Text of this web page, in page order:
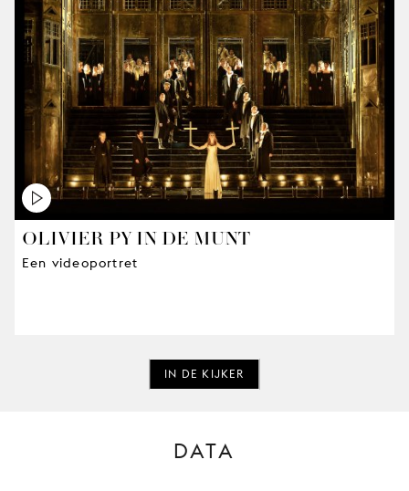
OLIVIER PY IN DE MUNT
Een videoportret
IN DE KIJKER
DATA